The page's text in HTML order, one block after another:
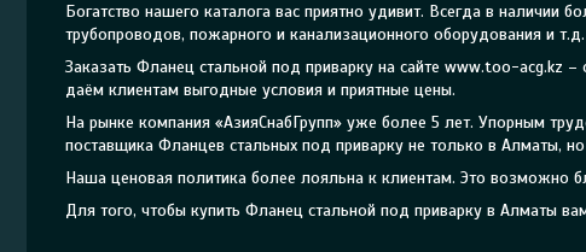
Богатство нашего каталога вас приятно удивит. Всегда в
трубопроводов, пожарного и канализационного оборудования и т.д.
Заказать Фланец стальной под приварку на сайте www.too-acg.kz
даём клиентам выгодные условия и приятные цены.
На рынке компания «АзияСнабГрупп» уже более 5 лет. Упорным
поставщика Фланцев стальных под приварку не только в Алматы, но
Наша ценовая политика более лояльна к клиентам. Это возможно
Для того, чтобы купить Фланец стальной под приварку в Алматы